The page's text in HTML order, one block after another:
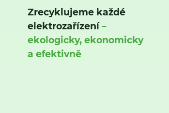
Zrecyklujeme každé
elektrozařízení–
ekologicky, ekonomicky
a efektivně